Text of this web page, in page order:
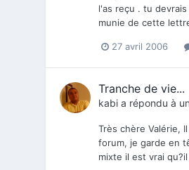
l'as reçu . tu
munie de cette
27 avril 2006
Tranche de vie...
kabi a répondu à
Très chère Valérie,
forum, je garde en
mixte il est vrai